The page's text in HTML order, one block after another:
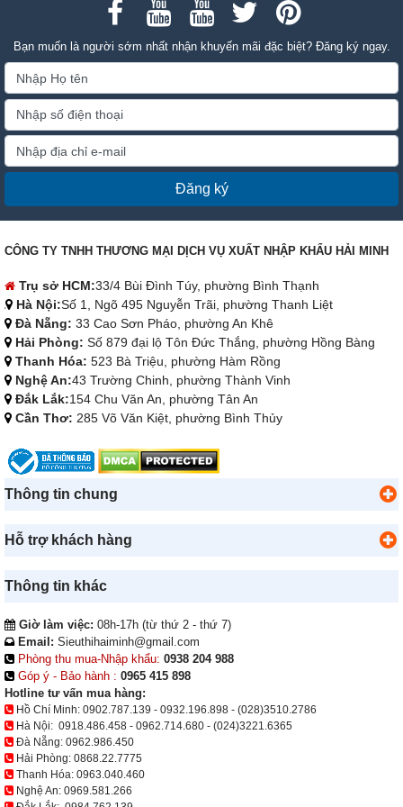
Bạn muốn là người sớm nhất nhận khuyến mãi đặc biệt? Đăng ký ngay.
Đăng ký
CÔNG TY TNHH THƯƠNG MẠI DỊCH VỤ XUẤT NHẬP KHẨU HẢI MINH
Trụ sở HCM:33/4 Bùi Đình Túy, phường Bình Thạnh
Hà Nội:Số 1, Ngõ 495 Nguyễn Trãi, phường Thanh Liệt
Đà Nẵng: 33 Cao Sơn Pháo, phường An Khê
Hải Phòng: Số 879 đại lộ Tôn Đức Thắng, phường Hồng Bàng
Thanh Hóa: 523 Bà Triệu, phường Hàm Rồng
Nghệ An:43 Trường Chinh, phường Thành Vinh
Đắk Lắk:154 Chu Văn An, phường Tân An
Cần Thơ: 285 Võ Văn Kiệt, phường Bình Thủy
Thông tin chung
Hỗ trợ khách hàng
Thông tin khác
Giờ làm việc: 08h-17h (từ thứ 2 - thứ 7)
Email: Sieuthihaiminh@gmail.com
Phòng thu mua-Nhập khẩu: 0938 204 988
Góp ý - Bảo hành : 0965 415 898
Hotline tư vấn mua hàng:
Hồ Chí Minh: 0902.787.139 - 0932.196.898 - (028)3510.2786
Hà Nội: 0918.486.458 - 0962.714.680 - (024)3221.6365
Đà Nẵng: 0962.986.450
Hải Phòng: 0868.22.7775
Thanh Hóa: 0963.040.460
Nghệ An: 0969.581.266